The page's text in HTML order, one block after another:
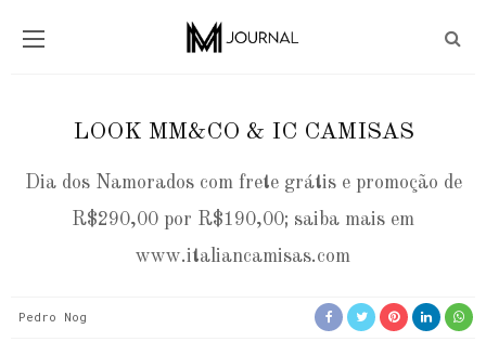
LOOK MM&CO & IC CAMISAS
Dia dos Namorados com frete grátis e promoção de
R$290,00 por R$190,00; saiba mais em
www.italiancamisas.com
Pedro Nog